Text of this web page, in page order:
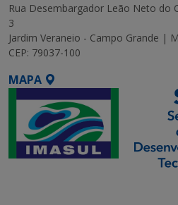
Rua Desembargador Leão Neto do
3
Jardim Veraneio - Campo Grande |
CEP: 79037-100
MAPA